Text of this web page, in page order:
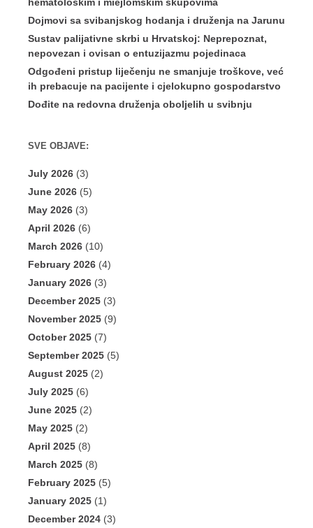
Dojmovi sa svibanjskog hodanja i druženja na Jarunu
Sustav palijativne skrbi u Hrvatskoj: Neprepoznat,
nepovezan i ovisan o entuzijazmu pojedinaca
Odgođeni pristup liječenju ne smanjuje troškove, već
ih prebacuje na pacijente i cjelokupno gospodarstvo
Dođite na redovna druženja oboljelih u svibnju
SVE OBJAVE:
July 2026 (3)
June 2026 (5)
May 2026 (3)
April 2026 (6)
March 2026 (10)
February 2026 (4)
January 2026 (3)
December 2025 (3)
November 2025 (9)
October 2025 (7)
September 2025 (5)
August 2025 (2)
July 2025 (6)
June 2025 (2)
May 2025 (2)
April 2025 (8)
March 2025 (8)
February 2025 (5)
January 2025 (1)
December 2024 (3)